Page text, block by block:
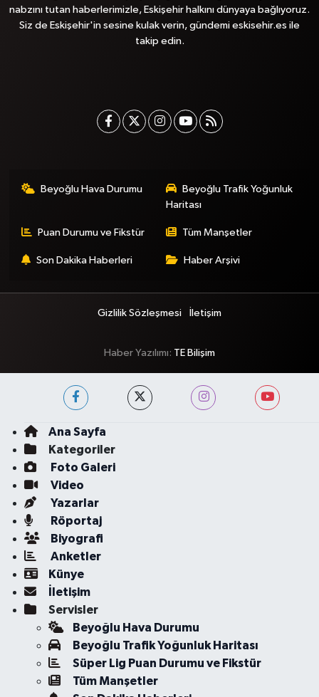
nabzını tutan haberlerimizle, Eskişehir halkını dünyaya bağlıyoruz.
Siz de Eskişehir'in sesine kulak verin, gündemi eskisehir.es ile
takip edin.
Beyoğlu Hava Durumu
Beyoğlu Trafik Yoğunluk
Haritası
Puan Durumu ve Fikstür Tüm Manşetler
Son Dakika Haberleri Haber Arşivi
Gizlilik Sözleşmesi İletişim
Haber Yazılımı: TE Bilişim
Ana Sayfa
Kategoriler
Foto Galeri
Video
Yazarlar
Röportaj
Biyografi
Anketler
Künye
İletişim
Servisler
Beyoğlu Hava Durumu
Beyoğlu Trafik Yoğunluk Haritası
Süper Lig Puan Durumu ve Fikstür
Tüm Manşetler